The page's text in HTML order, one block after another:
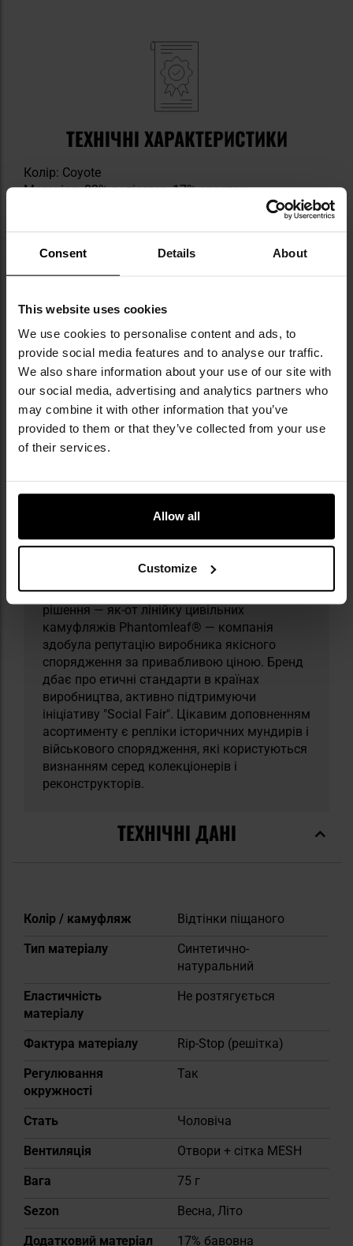
Consent Details About
This website uses cookies
We use cookies to personalise content and ads, to
provide social media features and to analyse our traffic.
We also share information about your use of our site with
our social media, advertising and analytics partners who
may combine it with other information that you’ve
provided to them or that they’ve collected from your use
of their services.
Allow all
Customize
ТЕХНІЧНІ ХАРАКТЕРИСТИКИ
Колір: Coyote
Матеріал: 83% поліестер, 17% еластан
Militaria.pl є офіційним дистриб’ютором
бренду Mil-Tec.
спеціалізується на виробництві й
дистрибуції одягу та аутдор і тактичного
роботи з надлишковим військовим майном і
водночас розвиваючи власні сучасні
рішення — як-от лінійку цивільних
камуфляжів Phantomleaf® — компанія
здобула репутацію виробника якісного
спорядження за привабливою ціною. Бренд
дбає про етичні стандарти в країнах
виробництва, активно підтримуючи
ініціативу "Social Fair". Цікавим доповненням
асортименту є репліки історичних мундирів і
військового спорядження, які користуються
визнанням серед колекціонерів і
реконструкторів.
ТЕХНІЧНІ ДАНІ
Докладніше
Колір / камуфляж
Відтінки піщаного
Тип матеріалу
Синтетично-
натуральний
Еластичність
матеріалу
Не розтягується
Фактура матеріалу
Rip-Stop (решітка)
Регулювання
окружності
Так
Cтать
Чоловіча
Вентиляція
Отвори + сітка MESH
Вага
75 г
Sezon
Весна, Літо
Додатковий матеріал
17% бавовна